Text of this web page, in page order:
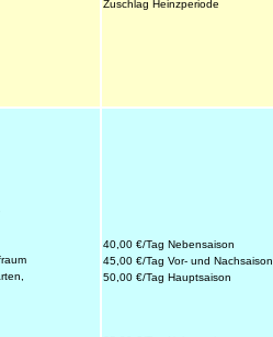
Zuschlag Heinzperiode
40,00 €/Tag Nebensaison
45,00 €/Tag Vor- und Nachsaison
50,00 €/Tag Hauptsaison